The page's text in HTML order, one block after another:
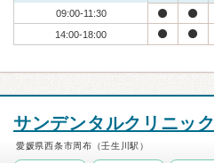
09:00-11:30
14:00-18:00
サンデンタルクリニック
愛媛県西条市周布（壬生川駅）